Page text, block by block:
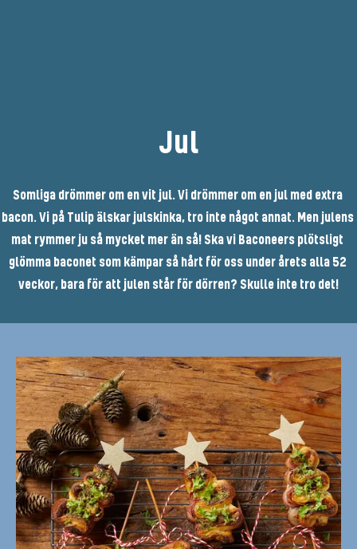
Jul
Somliga drömmer om en vit jul. Vi drömmer om en jul med extra
bacon. Vi på Tulip älskar julskinka, tro inte något annat. Men julens
mat rymmer ju så mycket mer än så! Ska vi Baconeers plötsligt
glömma baconet som kämpar så hårt för oss under årets alla 52
veckor, bara för att julen står för dörren? Skulle inte tro det!